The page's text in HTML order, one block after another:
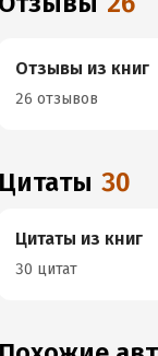
Отзывы из книг
26 отзывов
Цитаты 30
Цитаты из книг
30 цитат